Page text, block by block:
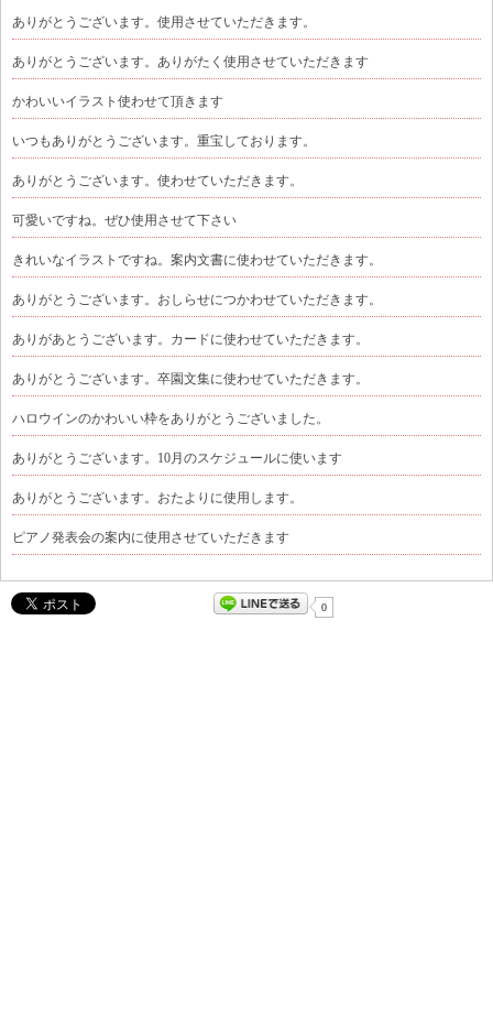
ありがとうございます。使用させていただきます。
ありがとうございます。ありがたく使用させていただきます
かわいいイラスト使わせて頂きます
いつもありがとうございます。重宝しております。
ありがとうございます。使わせていただきます。
可愛いですね。ぜひ使用させて下さい
きれいなイラストですね。案内文書に使わせていただきます。
ありがとうございます。おしらせにつかわせていただきます。
ありがあとうございます。カードに使わせていただきます。
ありがとうございます。卒園文集に使わせていただきます。
ハロウインのかわいい枠をありがとうございました。
ありがとうございます。10月のスケジュールに使います
ありがとうございます。おたよりに使用します。
ピアノ発表会の案内に使用させていただきます
0